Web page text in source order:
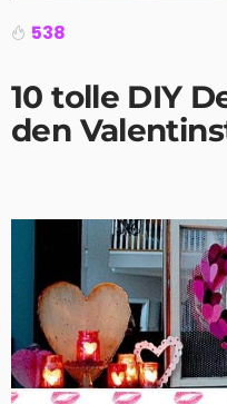
538
10 tolle DIY
den